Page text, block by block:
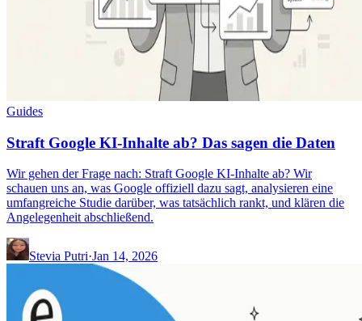
Guides
Straft Google KI-Inhalte ab? Das sagen die Daten
Wir gehen der Frage nach: Straft Google KI-Inhalte ab? Wir
schauen uns an, was Google offiziell dazu sagt, analysieren eine
umfangreiche Studie darüber, was tatsächlich rankt, und klären die
Angelegenheit abschließend.
Stevia Putri·Jan 14, 2026